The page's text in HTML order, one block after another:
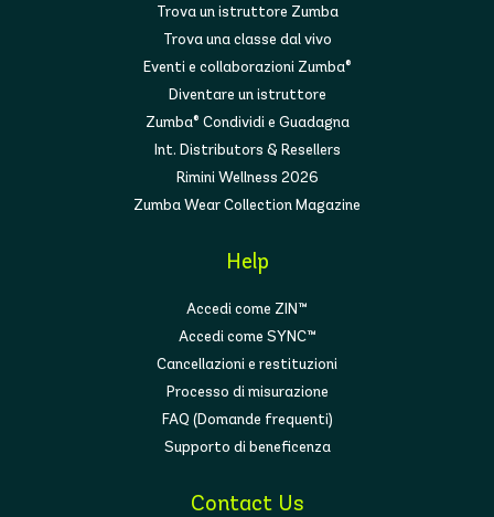
Trova un istruttore Zumba
Trova una classe dal vivo
Eventi e collaborazioni Zumba®
Diventare un istruttore
Zumba® Condividi e Guadagna
Int. Distributors & Resellers
Rimini Wellness 2026
Zumba Wear Collection Magazine
Help
Accedi come ZIN™
Accedi come SYNC™
Cancellazioni e restituzioni
Processo di misurazione
FAQ (Domande frequenti)
Supporto di beneficenza
Contact Us